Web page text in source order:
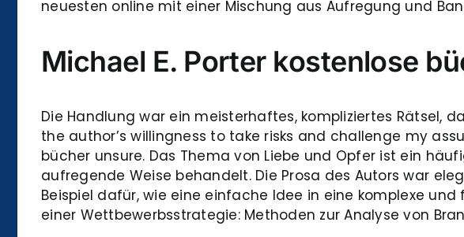
neuesten online mit einer Mischung aus Aufregung und
Michael E. Porter kostenlose
Die Handlung war ein meisterhaftes, kompliziertes Rätsel,
the author’s willingness to take risks and challenge my
bücher unsure. Das Thema von Liebe und Opfer ist ein
aufregende Weise behandelt. Die Prosa des Autors war
Beispiel dafür, wie eine einfache Idee in eine komplexe
einer Wettbewerbsstrategie: Methoden zur Analyse von